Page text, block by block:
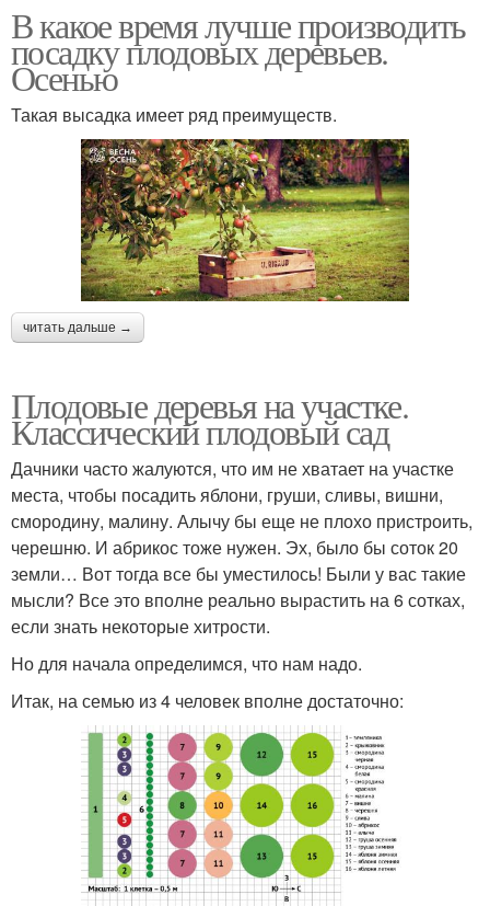
В какое время лучше производить
посадку плодовых деревьев.
Осенью
Такая высадка имеет ряд преимуществ.
читать дальше →
Плодовые деревья на участке.
Классический плодовый сад
Дачники часто жалуются, что им не хватает на участке
места, чтобы посадить яблони, груши, сливы, вишни,
смородину, малину. Алычу бы еще не плохо пристроить,
черешню. И абрикос тоже нужен. Эх, было бы соток 20
земли… Вот тогда все бы уместилось! Были у вас такие
мысли? Все это вполне реально вырастить на 6 сотках,
если знать некоторые хитрости.
Но для начала определимся, что нам надо.
Итак, на семью из 4 человек вполне достаточно: